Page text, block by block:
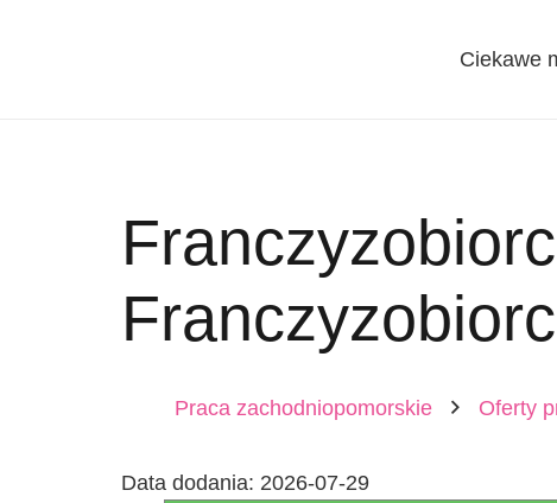
Ciekawe
Praca zachodniopomorskie Oferty
Data dodania: 2026-07-29